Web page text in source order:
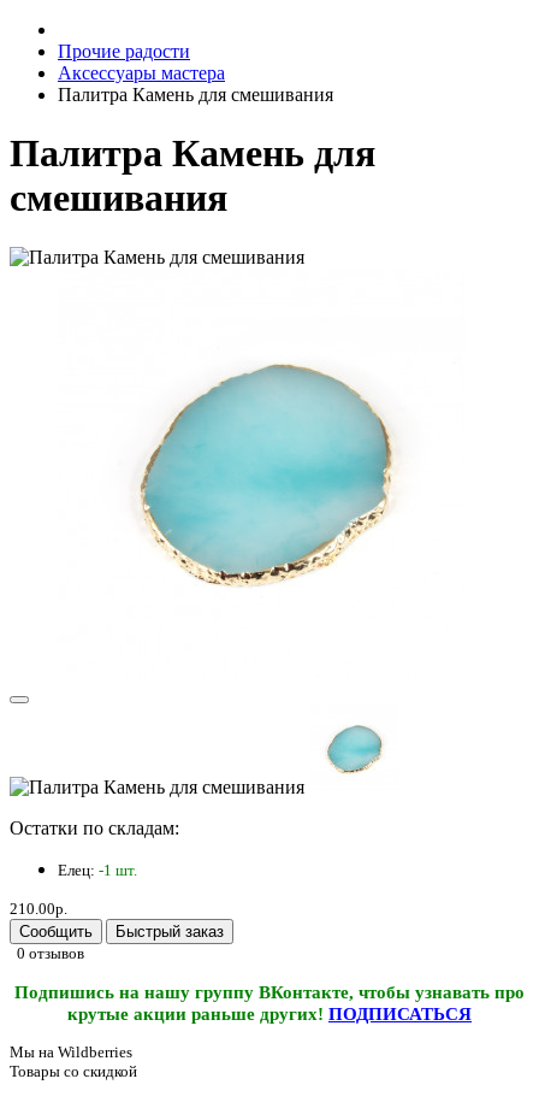
Прочие радости
Аксессуары мастера
Палитра Камень для смешивания
Палитра Камень для
смешивания
Остатки по складам:
Елец: -1 шт.
210.00р.
Сообщить
Быстрый заказ
0 отзывов
Подпишись на нашу группу ВКонтакте, чтобы узнавать про
крутые акции раньше других! ПОДПИСАТЬСЯ
Мы на Wildberries
Товары со скидкой